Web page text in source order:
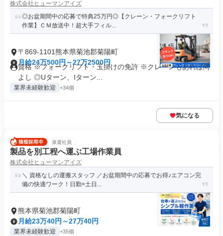
株式会社ヒューマンアイズ
◎お盆期間中の応募で特典25万円◎【クレーン・フォークリフト
作業】ＣＭ放送中！超大手フィル...
〒869-1101熊本県菊池郡菊陽町
月給24万500円～27万2500円
資格 ※フォークリフト・玉掛けの免許 ※クレーンもあれば尚
よし ◎Uターン、Iターン...
業界未経験歓迎 +34個
気になる
派遣社員
製品を別工程へ運ぶ工場作業員
株式会社ヒューマンアイズ
＼ 資格なしの運搬スタッフ ／お盆期間中の応募でお得♪エアコン完
備の快適ワーク！日勤×土日...
熊本県菊池郡菊陽町
月給23万40円～27万40円
業界未経験歓迎 +35個